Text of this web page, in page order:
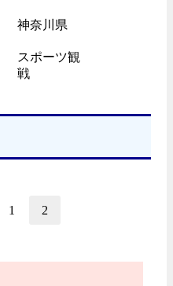
神奈川県
スポーツ観
戦
1 2